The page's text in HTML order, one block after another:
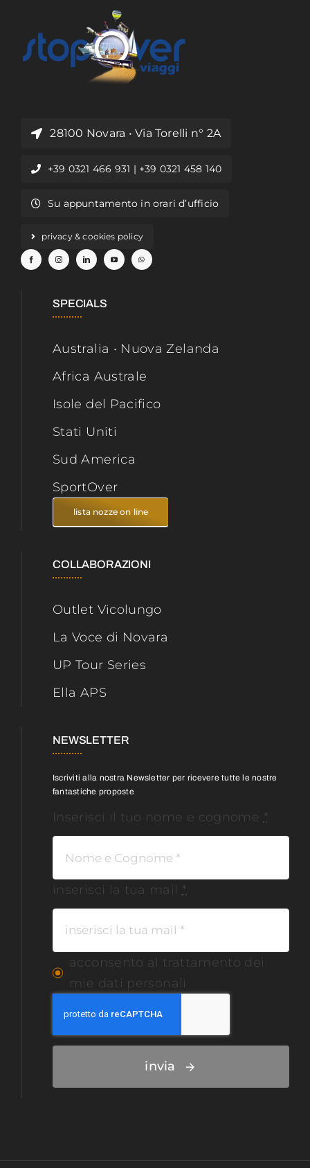
28100 Novara • Via Torelli n° 2A
+39 0321 466 931 | +39 0321 458 140
Su appuntamento in orari d’ufficio
privacy & cookies policy
SPECIALS
Australia • Nuova Zelanda
Africa Australe
Isole del Pacifico
Stati Uniti
Sud America
SportOver
lista nozze on line
COLLABORAZIONI
Outlet Vicolungo
La Voce di Novara
UP Tour Series
Ella APS
NEWSLETTER
Iscriviti alla nostra Newsletter per ricevere tutte le nostre
fantastiche proposte
Inserisci il tuo nome e cognome*
inserisci la tua mail *
acconsento al trattamento dei
mie dati personali
invia